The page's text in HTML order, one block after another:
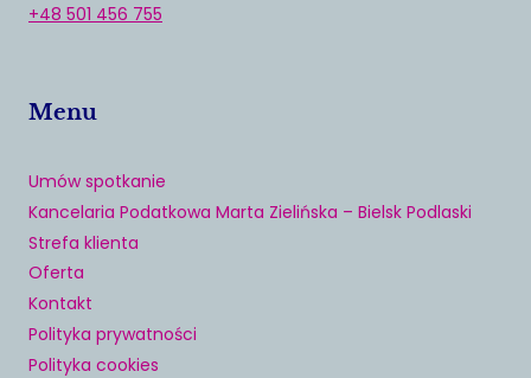
+48 501 456 755
Menu
Umów spotkanie
Kancelaria Podatkowa Marta Zielińska – Bielsk Podlaski
Strefa klienta
Oferta
Kontakt
Polityka prywatności
Polityka cookies